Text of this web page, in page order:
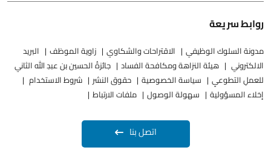
روابط سريعة
مدونة السلوك الوظيفي الاقتراحات والشكاوي زاوية الموظف
البريد
الالكتروني
هيئة النزاهة ومكافحة الفساد
جائزةُ الحسين بن عبدِ الله الثاني
للعملِ التطوعيِ
سياسة الخصوصية حقوق النشر
شروط الاستخدام
إخلاء المسؤولية
سهولة الوصول ملفات الارتباط
اتصل بنا